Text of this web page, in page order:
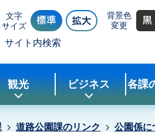
文字
サイズ
背景色
変更
サイト内検索
観光 ビジネス 各課
道路公園課のリンク
公園係に